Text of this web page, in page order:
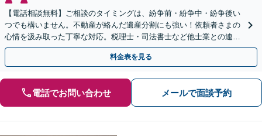
【電話相談無料】ご相談のタイミングは、紛争前・紛争中・紛争後い
つでも構いません。不動産が絡んだ遺産分割にも強い！依頼者さまの
心情を汲み取った丁寧な対応。税理士・司法書士など他士業との連携
も可能【夜間・休日面談可能】【谷町四丁目駅10秒】
料金表を見る
電話でお問い合わせ メールで面談予約